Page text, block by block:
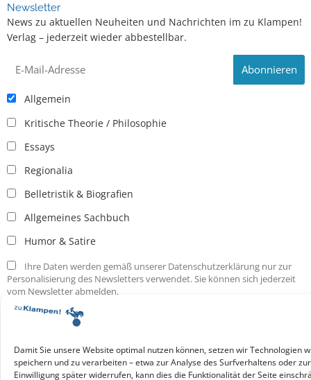
Damit Sie unsere Website optimal nutzen können, setzen wir Technologien
speichern und zu verarbeiten – etwa zur Analyse des Surfverhaltens oder
Einwilligung später widerrufen, kann dies die Funktionalität der Seite
Newsletter
News zu aktuellen Neuheiten und Nachrichten im zu Klampen!
Verlag – jederzeit wieder abbestellbar.
Allgemein
Kritische Theorie / Philosophie
Essays
Regionalia
Belletristik & Biografien
Allgemeines Sachbuch
Humor & Satire
Ihre Daten werden gemäß unserer Datenschutzerklärung nur zur
Personalisierung des Newsletters verwendet. Sie können sich jederzeit
vom Newsletter abmelden.
Service & Infos
Presseservice
Service für Handel & Veranstalter
Infos zur Manuskripteinreichung